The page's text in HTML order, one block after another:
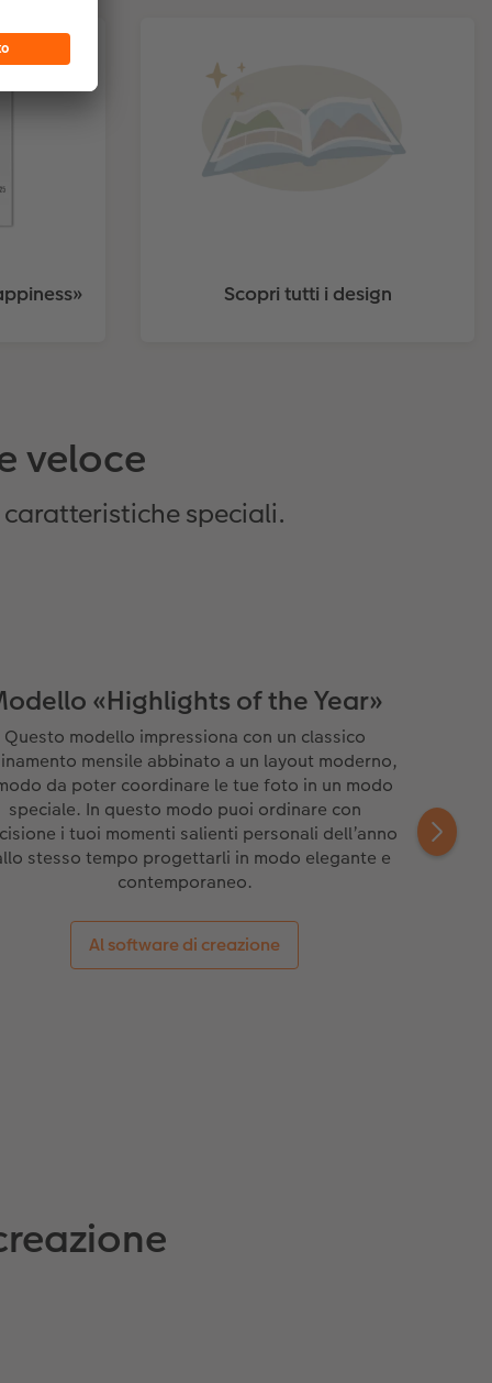
Scopri tutti i design
veloce
speciali.
«Highlights of the Year»
Questo modello impressiona con un classico
mensile abbinato a un layout moderno,
da poter coordinare le tue foto in un modo
speciale. In questo modo puoi ordinare con
i tuoi momenti salienti personali dell’anno
stesso tempo progettarli in modo elegante e
contemporaneo.
Al software di creazione